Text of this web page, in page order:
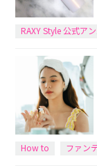
RAXY Style 公式ア
How to ファン